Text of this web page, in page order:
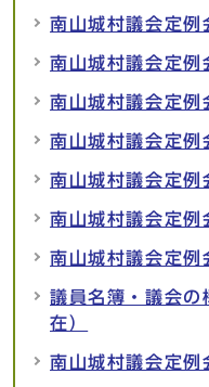
南山城村議会定
南山城村議会定
南山城村議会定
南山城村議会定例
南山城村議会定例
南山城村議会定例
南山城村議会定例
議員名簿・議会
在）
南山城村議会定例